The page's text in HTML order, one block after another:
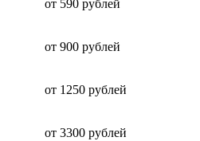
от 590 рублей
от 900 рублей
от 1250 рублей
от 3300 рублей